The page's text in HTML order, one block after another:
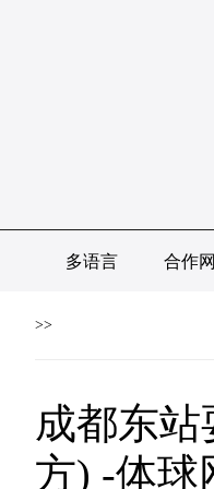
多语言 合作
>>
成都东
方) -体球